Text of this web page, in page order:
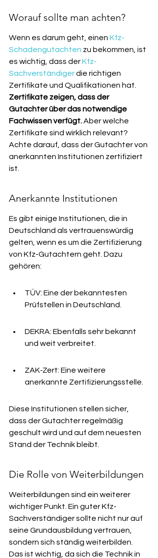
Worauf sollte man achten?
Wenn es darum geht, einen Kfz-
Schadengutachten zu bekommen, ist
es wichtig, dass der Kfz-
Sachverständiger die richtigen
Zertifikate und Qualifikationen hat.
Zertifikate zeigen, dass der
Gutachter über das notwendige
Fachwissen verfügt. Aber welche
Zertifikate sind wirklich relevant?
Achte darauf, dass der Gutachter von
anerkannten Institutionen zertifiziert
ist.
Anerkannte Institutionen
Es gibt einige Institutionen, die in
Deutschland als vertrauenswürdig
gelten, wenn es um die Zertifizierung
von Kfz-Gutachtern geht. Dazu
gehören:
TÜV: Eine der bekanntesten
Prüfstellen in Deutschland.
DEKRA: Ebenfalls sehr bekannt
und weit verbreitet.
ZAK-Zert: Eine weitere
anerkannte Zertifizierungsstelle.
Diese Institutionen stellen sicher,
dass der Gutachter regelmäßig
geschult wird und auf dem neuesten
Stand der Technik bleibt.
Die Rolle von Weiterbildungen
Weiterbildungen sind ein weiterer
wichtiger Punkt. Ein guter Kfz-
Sachverständiger sollte nicht nur auf
seine Grundausbildung vertrauen,
sondern sich ständig weiterbilden.
Das ist wichtig, da sich die Technik in